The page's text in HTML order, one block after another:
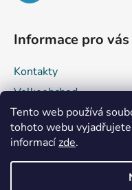
Tento web používá
tohoto webu
informacízde.
Informace pro vás
Kontakty
Velkoobchod
Obchodní podmínky
Podmínky ochrany